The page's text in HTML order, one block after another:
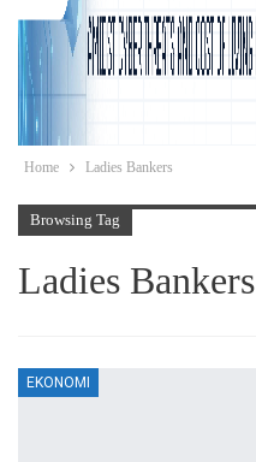
Home Ladies Bankers
Browsing Tag
Ladies Bankers
EKONOMI